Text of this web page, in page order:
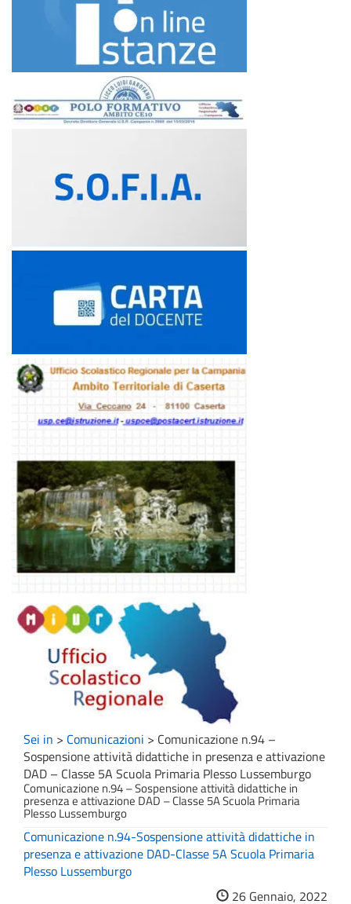
Sei in > Comunicazioni > Comunicazione n.94 –
Sospensione attività didattiche in presenza e attivazione
DAD – Classe 5A Scuola Primaria Plesso Lussemburgo
Comunicazione n.94 – Sospensione attività didattiche in
presenza e attivazione DAD – Classe 5A Scuola Primaria
Plesso Lussemburgo
Comunicazione n.94-Sospensione attività didattiche in
presenza e attivazione DAD-Classe 5A Scuola Primaria
Plesso Lussemburgo
26 Gennaio, 2022